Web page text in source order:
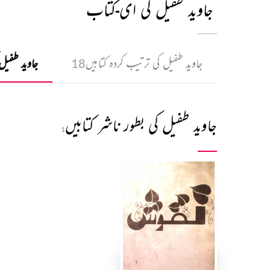
جاوید طفیل کی ای-کتاب
جاوید طفیل کی ترتیب کردہ کتابیں18 جاوید
جاوید طفیل کی بطور ناشر کتابیں1